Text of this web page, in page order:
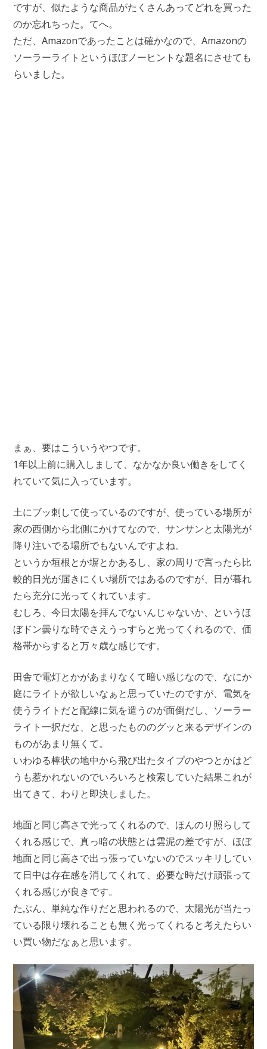
ですが、似たような商品がたくさんあってどれを買った
のか忘れちった。てへ。
ただ、Amazonであったことは確かなので、Amazonの
ソーラーライトというほぼノーヒントな題名にさせても
らいました。
まぁ、要はこういうやつです。
1年以上前に購入しまして、なかなか良い働きをしてく
れていて気に入っています。
土にブッ刺して使っているのですが、使っている場所が
家の西側から北側にかけてなので、サンサンと太陽光が
降り注いでる場所でもないんですよね。
というか垣根とか塀とかあるし、家の周りで言ったら比
較的日光が届きにくい場所ではあるのですが、日が暮れ
たら充分に光ってくれています。
むしろ、今日太陽を拝んでないんじゃないか、というほ
ぼドン曇りな時でさえうっすらと光ってくれるので、価
格帯からすると万々歳な感じです。
田舎で電灯とかがあまりなくて暗い感じなので、なにか
庭にライトが欲しいなぁと思っていたのですが、電気を
使うライトだと配線に気を遣うのが面倒だし、ソーラー
ライト一択だな、と思ったもののグッと来るデザインの
ものがあまり無くて。
いわゆる棒状の地中から飛び出たタイプのやつとかはど
うも惹かれないのでいろいろと検索していた結果これが
出てきて、わりと即決しました。
地面と同じ高さで光ってくれるので、ほんのり照らして
くれる感じで、真っ暗の状態とは雲泥の差ですが、ほぼ
地面と同じ高さで出っ張っていないのでスッキリしてい
て日中は存在感を消してくれて、必要な時だけ頑張って
くれる感じが良きです。
たぶん、単純な作りだと思われるので、太陽光が当たっ
ている限り壊れることも無く光ってくれると考えたらい
い買い物だなぁと思います。